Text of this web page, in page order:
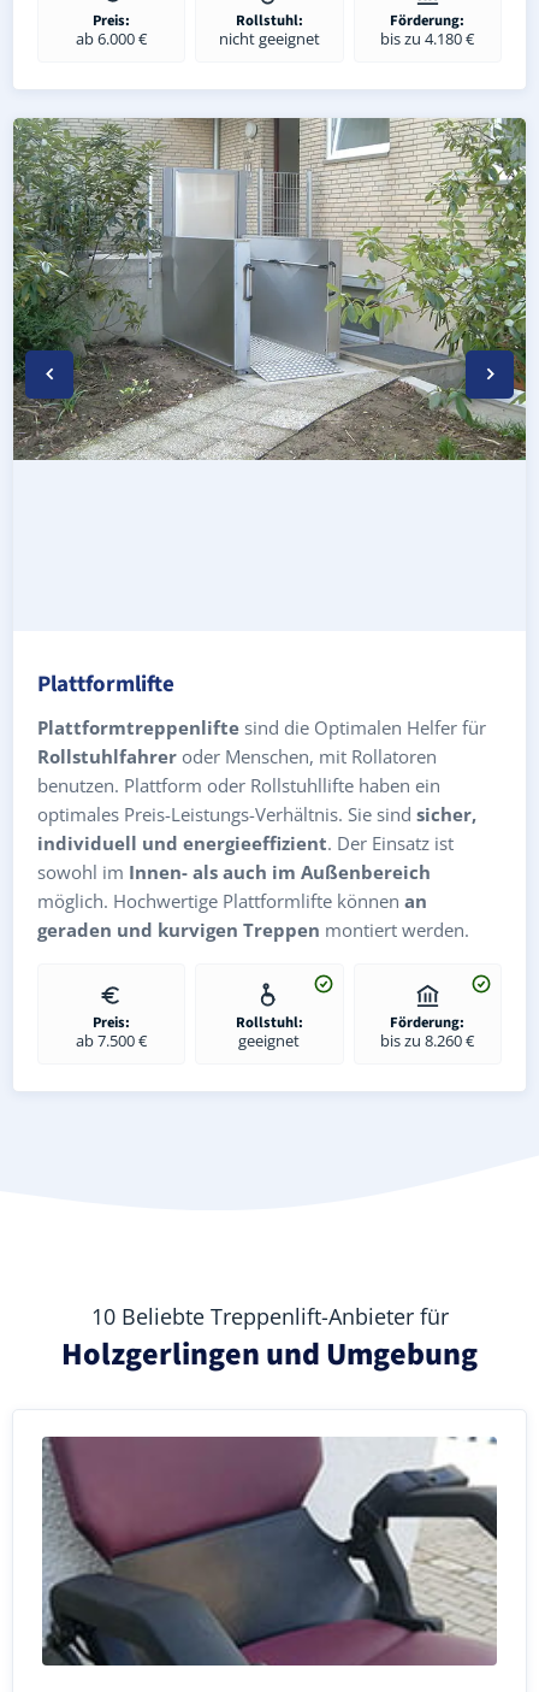
Preis:
ab 6.000 €
Rollstuhl:
nicht geeignet
Förderung:
bis zu 4.180 €
Wetterfester Plattformlift außen in Holzgerlingen
Rollstuhl-Plattformlift in Holzgerlingen (Landkreis
Plattformlifte
Plattformtreppenlifte sind die Optimalen Helfer für
Rollstuhlfahrer oder Menschen, mit Rollatoren
benutzen. Plattform oder Rollstuhllifte haben ein
optimales Preis-Leistungs-Verhältnis. Sie sind sicher,
individuell und energieeffizient. Der Einsatz ist
sowohl im Innen- als auch im Außenbereich
möglich. Hochwertige Plattformlifte können an
geraden und kurvigen Treppen montiert werden.
Preis:
ab 7.500 €
Rollstuhl:
geeignet
Förderung:
bis zu 8.260 €
10 Beliebte Treppenlift-Anbieter für
Holzgerlingen und Umgebung